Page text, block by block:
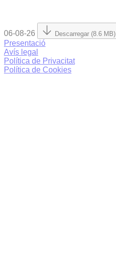
06-08-26 Descarregar (8.6 MB)
Presentació
Avís legal
Política de Privacitat
Política de Cookies